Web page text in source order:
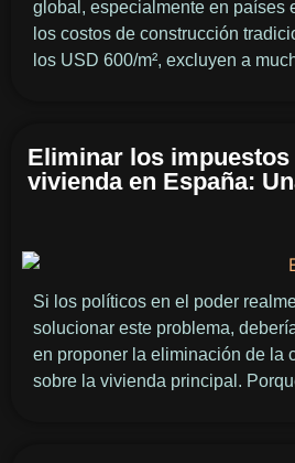
global, especialmente en países
los costos de construcción
los USD 600/m², excluyen a
Eliminar los
vivienda en España:
Si los políticos en el poder
solucionar este problema,
en proponer la eliminación de la
sobre la vivienda principal.